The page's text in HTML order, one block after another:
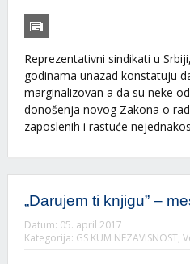
Reprezentativni sindikati u
godinama unazad konstatuju
marginalizovan a da su neke
donošenja novog Zakona o
zaposlenih i rastuće
„Darujem ti knjigu” –
Datum: 05. april 2017
Kategorija: GS KUM NEZAVISNOST,